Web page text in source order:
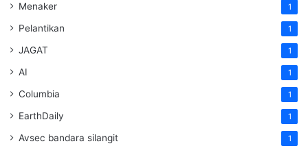
Menaker 1
Pelantikan 1
JAGAT 1
AI 1
Columbia 1
EarthDaily 1
Avsec bandara silangit 1